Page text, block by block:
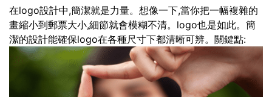
在logo設計中,簡潔就是力量。想像一下,當你把一幅複雜的
畫縮小到郵票大小,細節就會模糊不清。logo也是如此。簡
潔的設計能確保logo在各種尺寸下都清晰可辨。關鍵點: